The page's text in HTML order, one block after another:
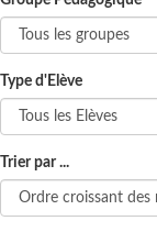
Type d'Elève
Trier par ...